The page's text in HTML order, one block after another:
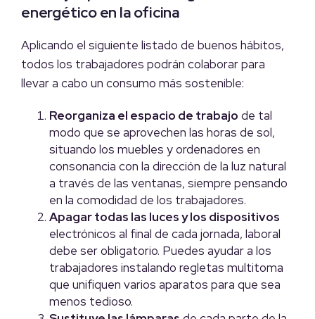
energético en la oficina
Aplicando el siguiente listado de buenos hábitos,
todos los trabajadores podrán colaborar para
llevar a cabo un consumo más sostenible:
Reorganiza el espacio de trabajo de tal
modo que se aprovechen las horas de sol,
situando los muebles y ordenadores en
consonancia con la dirección de la luz natural
a través de las ventanas, siempre pensando
en la comodidad de los trabajadores.
Apagar todas las luces y los dispositivos
electrónicos al final de cada jornada, laboral
debe ser obligatorio. Puedes ayudar a los
trabajadores instalando regletas multitoma
que unifiquen varios aparatos para que sea
menos tedioso.